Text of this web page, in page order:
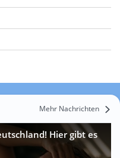
Mehr Nachrichten
Hier gibt es